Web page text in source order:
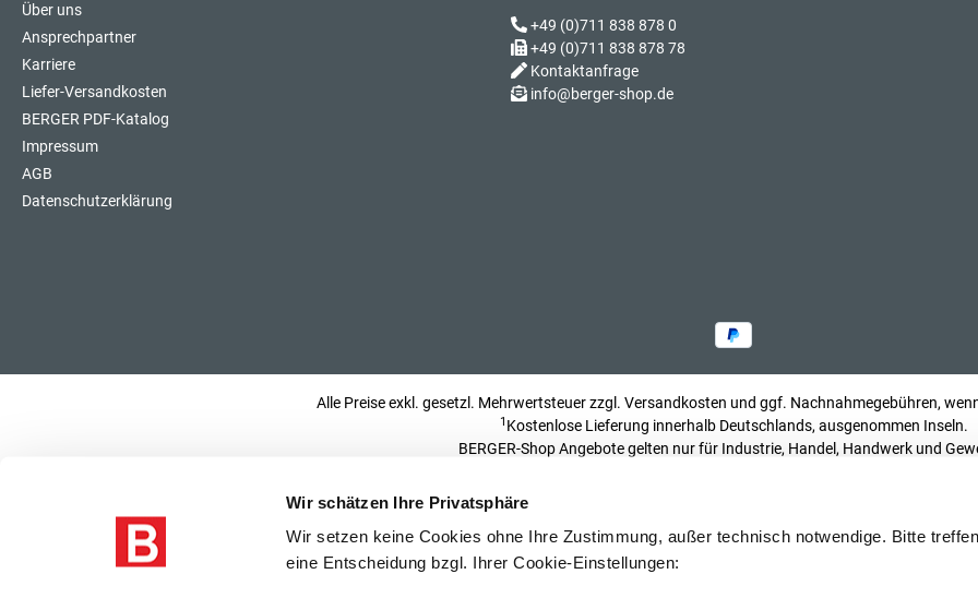
Wir schätzen Ihre Privatsphäre
Wir setzen keine Cookies ohne Ihre Zustimmung, außer technisch notwendige. Bitte
eine Entscheidung bzgl. Ihrer Cookie-Einstellungen:
Über uns
Ansprechpartner
Karriere
Liefer-Versandkosten
BERGER PDF-Katalog
Impressum
AGB
Datenschutzerklärung
+49 (0)711 838 878 0
+49 (0)711 838 878 78
Kontaktanfrage
info@berger-shop.de
Alle Preise exkl. gesetzl. Mehrwertsteuer zzgl. Versandkosten und ggf. Nachnahmegebühren,
1 Kostenlose Lieferung innerhalb Deutschlands, ausgenommen Inseln.
BERGER-Shop Angebote gelten nur für Industrie, Handel, Handwerk und